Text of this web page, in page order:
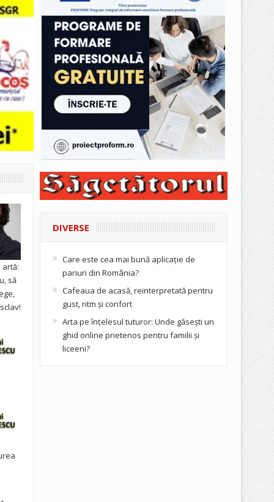
să
DIVERSE
Care este cea mai bună aplicație de
pariuri din România?
Cafeaua de acasă, reinterpretată pentru
gust, ritm și confort
Arta pe înțelesul tuturor: Unde găsești un
ghid online prietenos pentru familii și
liceeni?